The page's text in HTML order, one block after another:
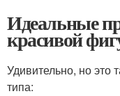
Идеальные
красивой
Удивительно, но это
типа: